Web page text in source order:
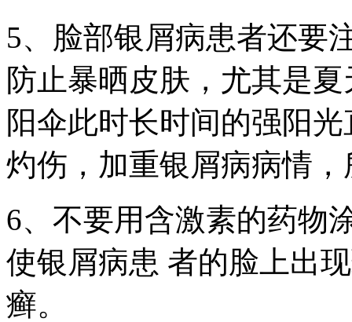
5、脸部银屑病患者还要
防止暴晒皮肤，尤其是
阳伞此时长时间的强阳
灼伤，加重银屑病病情
6、不要用含激素的药物
使银屑病患 者的脸上出
癣。